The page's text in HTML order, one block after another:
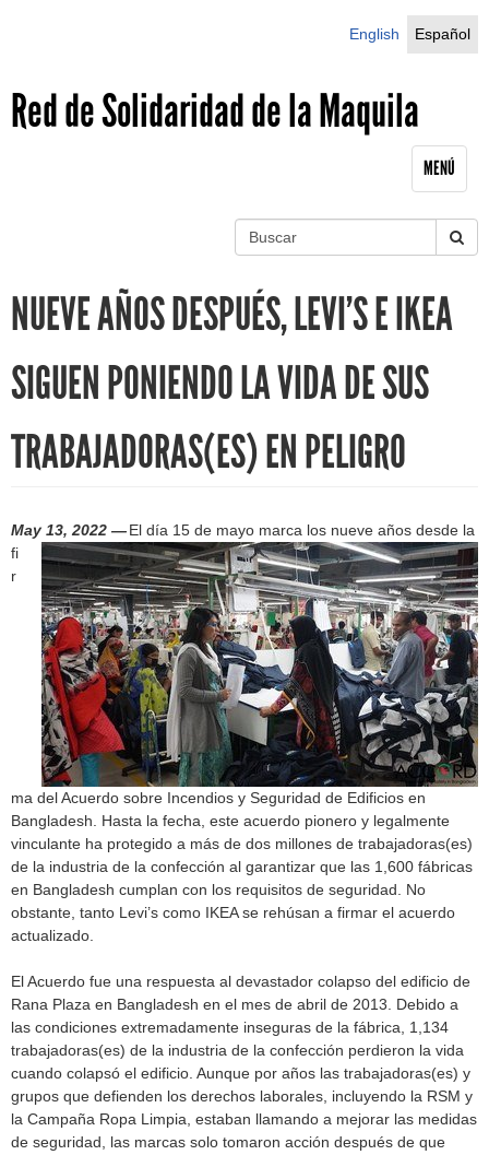
English
Español
Red de Solidaridad de la Maquila
MENÚ
NUEVE AÑOS DESPUÉS, LEVI’S E IKEA
SIGUEN PONIENDO LA VIDA DE SUS
TRABAJADORAS(ES) EN PELIGRO
May 13, 2022 —El día 15 de mayo marca los nueve años desde la
fi
r
ma del Acuerdo sobre Incendios y Seguridad de Edificios en
Bangladesh. Hasta la fecha, este acuerdo pionero y legalmente
vinculante ha protegido a más de dos millones de trabajadoras(es)
de la industria de la confección al garantizar que las 1,600 fábricas
en Bangladesh cumplan con los requisitos de seguridad. No
obstante, tanto Levi’s como IKEA se rehúsan a firmar el acuerdo
actualizado.
El Acuerdo fue una respuesta al devastador colapso del edificio de
Rana Plaza en Bangladesh en el mes de abril de 2013. Debido a
las condiciones extremadamente inseguras de la fábrica, 1,134
trabajadoras(es) de la industria de la confección perdieron la vida
cuando colapsó el edificio. Aunque por años las trabajadoras(es) y
grupos que defienden los derechos laborales, incluyendo la RSM y
la Campaña Ropa Limpia, estaban llamando a mejorar las medidas
de seguridad, las marcas solo tomaron acción después de que
S
e
a
r
c
f
o
r
m
u
c
a